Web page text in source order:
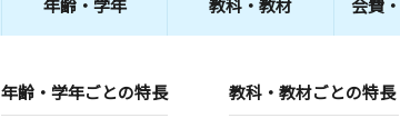
年齢・学年 教科・教材 会費・
年齢・学年ごとの特長 教科・教材ごとの特長